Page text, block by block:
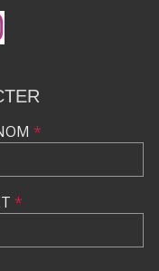
*
*